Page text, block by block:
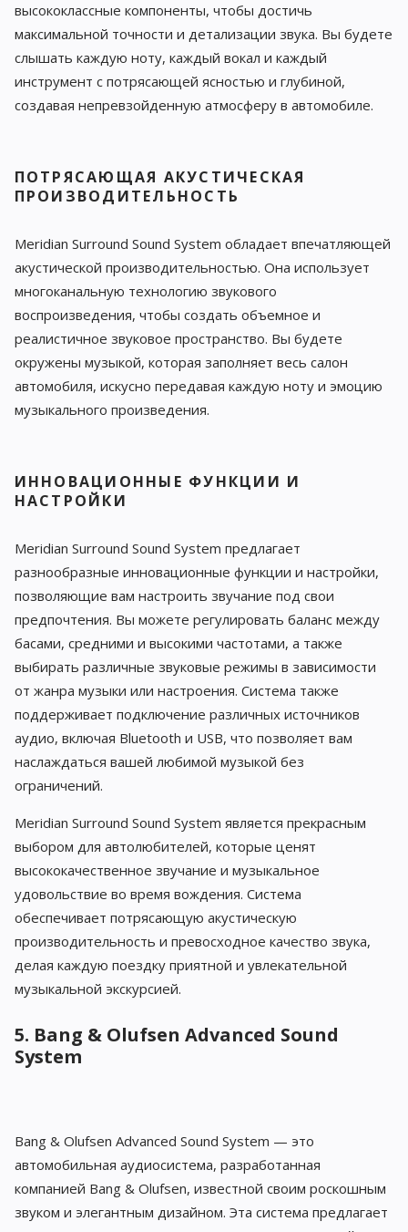
высококлассные компоненты, чтобы достичь
максимальной точности и детализации звука. Вы будете
слышать каждую ноту, каждый вокал и каждый
инструмент с потрясающей ясностью и глубиной,
создавая непревзойденную атмосферу в автомобиле.
ПОТРЯСАЮЩАЯ АКУСТИЧЕСКАЯ
ПРОИЗВОДИТЕЛЬНОСТЬ
Meridian Surround Sound System обладает впечатляющей
акустической производительностью. Она использует
многоканальную технологию звукового
воспроизведения, чтобы создать объемное и
реалистичное звуковое пространство. Вы будете
окружены музыкой, которая заполняет весь салон
автомобиля, искусно передавая каждую ноту и эмоцию
музыкального произведения.
ИННОВАЦИОННЫЕ ФУНКЦИИ И
НАСТРОЙКИ
Meridian Surround Sound System предлагает
разнообразные инновационные функции и настройки,
позволяющие вам настроить звучание под свои
предпочтения. Вы можете регулировать баланс между
басами, средними и высокими частотами, а также
выбирать различные звуковые режимы в зависимости
от жанра музыки или настроения. Система также
поддерживает подключение различных источников
аудио, включая Bluetooth и USB, что позволяет вам
наслаждаться вашей любимой музыкой без
ограничений.
Meridian Surround Sound System является прекрасным
выбором для автолюбителей, которые ценят
высококачественное звучание и музыкальное
удовольствие во время вождения. Система
обеспечивает потрясающую акустическую
производительность и превосходное качество звука,
делая каждую поездку приятной и увлекательной
музыкальной экскурсией.
5. Bang & Olufsen Advanced Sound
System
Bang & Olufsen Advanced Sound System — это
автомобильная аудиосистема, разработанная
компанией Bang & Olufsen, известной своим роскошным
звуком и элегантным дизайном. Эта система предлагает